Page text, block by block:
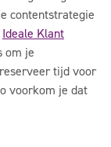
contentstrategie
Ideale Klant
om je
tijd voor
voorkom je dat